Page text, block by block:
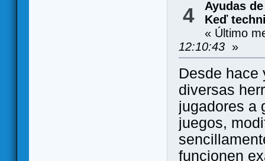
4
Ayudas
Keď
« Último
12:10:43 »
Desde hace
diversas
jugadores a
juegos,
funcionen